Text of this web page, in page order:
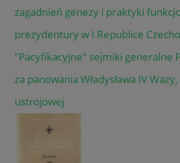
zagadnień genezy i praktyki
prezydentury w I Republice
"Pacyfikacyjne" sejmiki generalne
za panowania Władysława IV
ustrojowej